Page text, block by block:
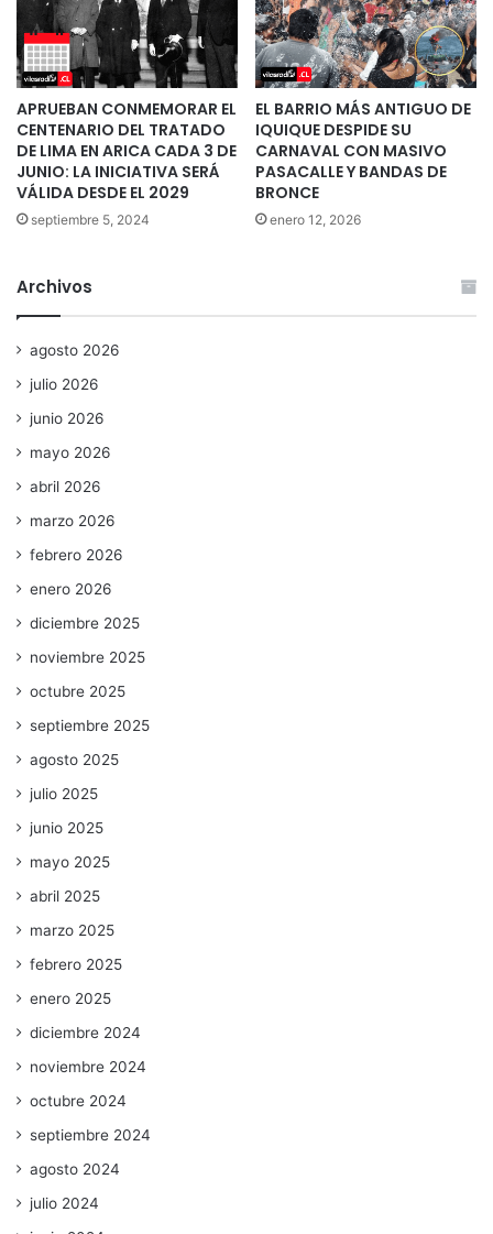
APRUEBAN CONMEMORAR EL
CENTENARIO DEL TRATADO
DE LIMA EN ARICA CADA 3 DE
JUNIO: LA INICIATIVA SERÁ
VÁLIDA DESDE EL 2029
septiembre 5, 2024
EL BARRIO MÁS ANTIGUO DE
IQUIQUE DESPIDE SU
CARNAVAL CON MASIVO
PASACALLE Y BANDAS DE
BRONCE
enero 12, 2026
Archivos
agosto 2026
julio 2026
junio 2026
mayo 2026
abril 2026
marzo 2026
febrero 2026
enero 2026
diciembre 2025
noviembre 2025
octubre 2025
septiembre 2025
agosto 2025
julio 2025
junio 2025
mayo 2025
abril 2025
marzo 2025
febrero 2025
enero 2025
diciembre 2024
noviembre 2024
octubre 2024
septiembre 2024
agosto 2024
julio 2024